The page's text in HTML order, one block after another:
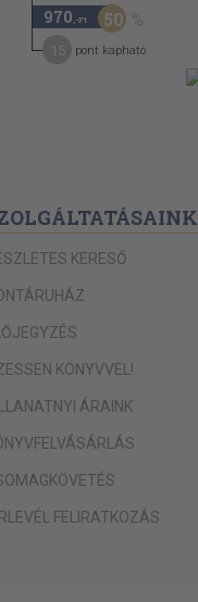
970 ,-Ft 50
pont kapható
KERESŐ
KÖNYVVEL!
ÁRAINK
FELIRATKOZÁS